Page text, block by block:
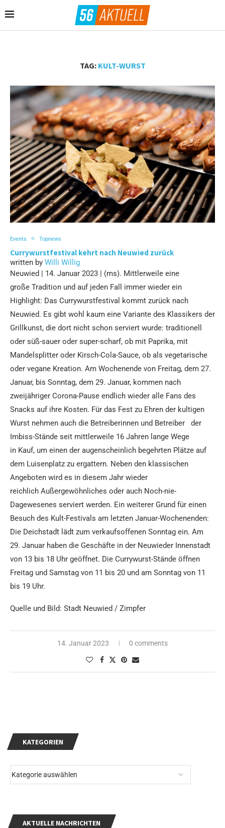
TAG: KULT-WURST
Events Topnews
Currywurstfestival kehrt nach Neuwied zurück
written by Willi Willig
Neuwied | 14. Januar 2023 | (ms). Mittlerweile eine
große Tradition und auf jeden Fall immer wieder ein
Highlight: Das Currywurstfestival kommt zurück nach
Neuwied. Es gibt wohl kaum eine Variante des Klassikers der
Grillkunst, die dort nicht schon serviert wurde: traditionell
oder süß-sauer oder super-scharf, ob mit Paprika, mit
Mandelsplitter oder Kirsch-Cola-Sauce, ob als vegetarische
oder vegane Kreation. Am Wochenende von Freitag, dem 27.
Januar, bis Sonntag, dem 29. Januar, kommen nach
zweijähriger Corona-Pause endlich wieder alle Fans des
Snacks auf ihre Kosten. Für das Fest zu Ehren der kultigen
Wurst nehmen auch die Betreiberinnen und Betreiber der
Imbiss-Stände seit mittlerweile 16 Jahren lange Wege
in Kauf, um einen der augenscheinlich begehrten Plätze auf
dem Luisenplatz zu ergattern. Neben den klassischen
Angeboten wird es in diesem Jahr wieder
reichlich Außergewöhnliches oder auch Noch-nie-
Dagewesenes serviert werden. Ein weiterer Grund für einen
Besuch des Kult-Festivals am letzten Januar-Wochenenden:
Die Deichstadt lädt zum verkaufsoffenen Sonntag ein. Am
29. Januar haben die Geschäfte in der Neuwieder Innenstadt
von 13 bis 18 Uhr geöffnet. Die Currywurst-Stände öffnen
Freitag und Samstag von 11 bis 20 und am Sonntag von 11
bis 19 Uhr.
Quelle und Bild: Stadt Neuwied / Zimpfer
14. Januar 2023 0 comments
KATEGORIEN
AKTUELLE NACHRICHTEN